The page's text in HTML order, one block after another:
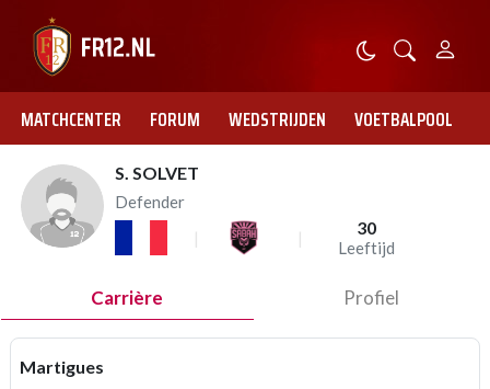
MATCHCENTER FORUM WEDSTRIJDEN VOETBALPOOL
S. SOLVET
Defender
30
Leeftijd
Carrière Profiel
Martigues